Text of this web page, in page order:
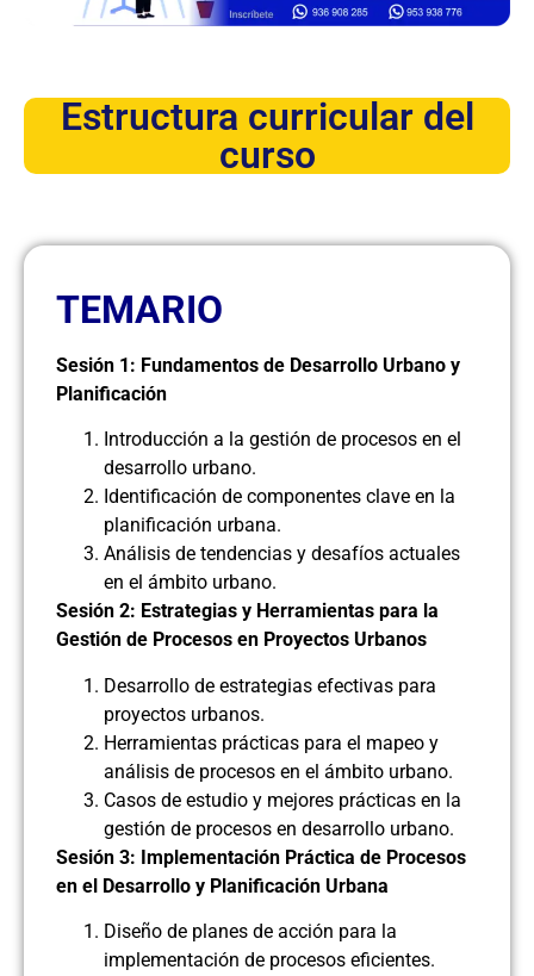
Estructura curricular del
curso
TEMARIO
Sesión 1: Fundamentos de Desarrollo Urbano y
Planificación
Introducción a la gestión de procesos en el
desarrollo urbano.
Identificación de componentes clave en la
planificación urbana.
Análisis de tendencias y desafíos actuales
en el ámbito urbano.
Sesión 2: Estrategias y Herramientas para la
Gestión de Procesos en Proyectos Urbanos
Desarrollo de estrategias efectivas para
proyectos urbanos.
Herramientas prácticas para el mapeo y
análisis de procesos en el ámbito urbano.
Casos de estudio y mejores prácticas en la
gestión de procesos en desarrollo urbano.
Sesión 3: Implementación Práctica de Procesos
en el Desarrollo y Planificación Urbana
Diseño de planes de acción para la
implementación de procesos eficientes.